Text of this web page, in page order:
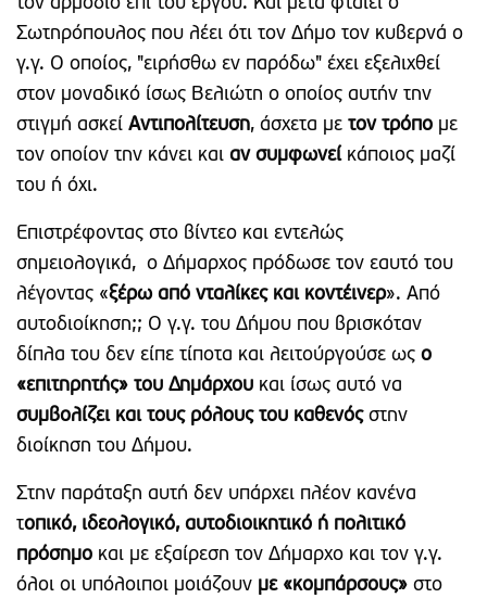
Σωτηρόπουλος που λέει ότι τον Δήμο τον κυβερνά ο
γ.γ. Ο οποίος, "ειρήσθω εν παρόδω" έχει εξελιχθεί
στον μοναδικό ίσως Βελιώτη ο οποίος αυτήν την
στιγμή ασκείΑντιπολίτευση, άσχετα μετον τρόπο με
τον οποίον την κάνει καιαν συμφωνείκάποιος μαζί
του ή όχι.
Επιστρέφοντας στο βίντεο και εντελώς
σημειολογικά, ο Δήμαρχος πρόδωσε τον εαυτό του
λέγοντας «ξέρω από νταλίκες και κοντέινερ». Από
αυτοδιοίκηση;; Ο γ.γ. του Δήμου που βρισκόταν
δίπλα του δεν είπε τίποτα και λειτούργούσε ωςο
«επιτηρητής» του Δημάρχου και ίσως αυτό να
συμβολίζει και τους ρόλους του καθενόςστην
διοίκηση του Δήμου.
Στην παράταξη αυτή δεν υπάρχει πλέον κανένα
τοπικό, ιδεολογικό, αυτοδιοικητικό ή πολιτικό
πρόσημο και με εξαίρεση τον Δήμαρχο και τον γ.γ.
όλοι οι υπόλοιποι μοιάζουν με «κομπάρσους» στο